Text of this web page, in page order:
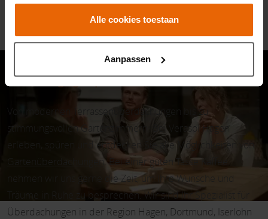
Alle cookies toestaan
Aanpassen
Was können Sie erwarten?
Beratungsgespräch
Von modernen Terrassenüberdachungen bis zu
stimmungsvollen Gartenzimmern: Bei Verasol Hagen
erleben, spüren und entdecken Sie alle Möglichkeiten von
Gartenüberdachungen. Bei einer guten Tasse Kaffee
nehmen wir uns gerne die Zeit, um Ihre Wünsche und
Träume in Ruhe zu besprechen. Wir sind Ihr Spezialist für
Überdachungen in der Region Hagen, Dortmund, Iserlohn